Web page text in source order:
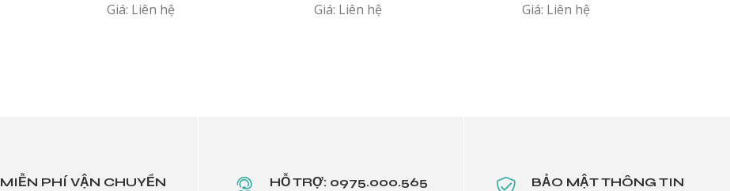
Giá: Liên hệ Giá: Liên hệ Giá: Liên hệ
MIỄN PHÍ VẬN CHUYỂN
HỖ TRỢ: 0975.000.565
BẢO MẬT THÔNG TIN